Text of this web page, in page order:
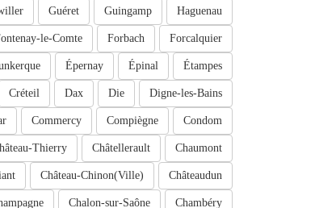
Haguenau
Guingamp
Guéret
Forcalquier
Forbach
le-Comte
Étampes
Épinal
Épernay
Digne-les-Bains
Die
Dax
Créteil
Condom
Compiègne
Commercy
Chaumont
Châtellerault
Thierry
Châteaudun
Château-Chinon(Ville)
Chambéry
Chalon-sur-Saône